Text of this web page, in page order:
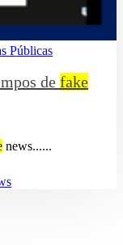
Públicas
de fake
news......